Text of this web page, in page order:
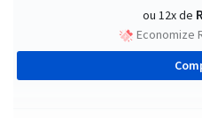
ou 12x de
Economize